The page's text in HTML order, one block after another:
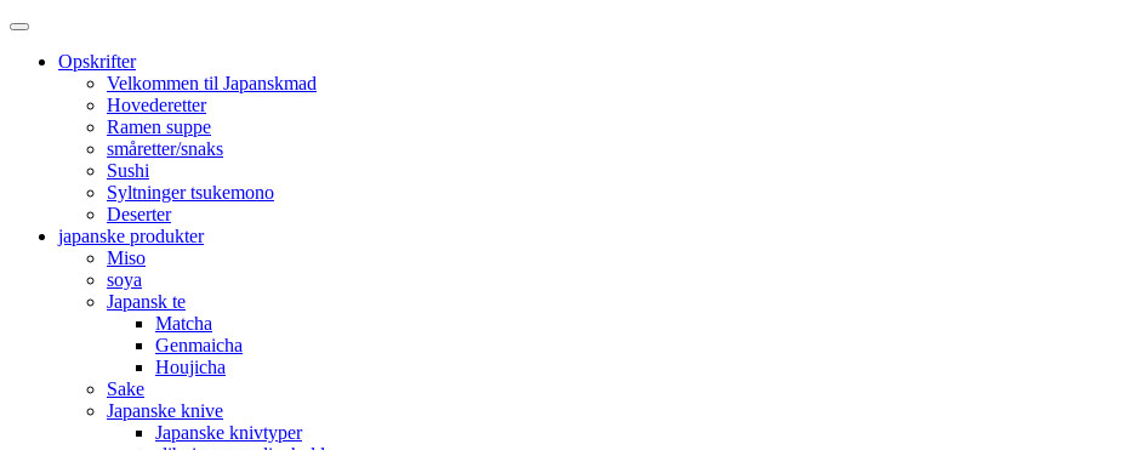
Opskrifter
Velkommen til Japanskmad
Hovederetter
Ramen suppe
småretter/snaks
Sushi
Syltninger tsukemono
Deserter
japanske produkter
Miso
soya
Japansk te
Matcha
Genmaicha
Houjicha
Sake
Japanske knive
Japanske knivtyper